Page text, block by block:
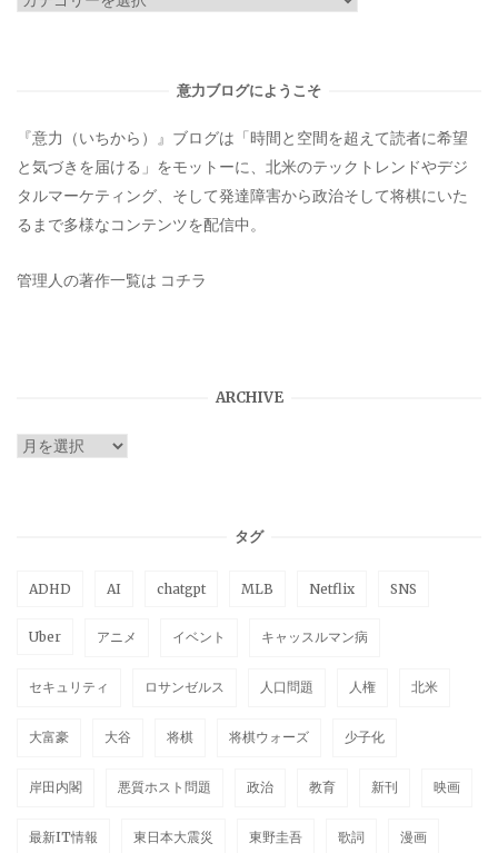
意力ブログにようこそ
『意力（いちから）』ブログは「時間と空間を超えて読者に希望
と気づきを届ける」をモットーに、北米のテックトレンドやデジ
タルマーケティング、そして発達障害から政治そして将棋にいた
るまで多様なコンテンツを配信中。
管理人の著作一覧は コチラ
ARCHIVE
ARCHIVE
タグ
ADHD AI chatgpt MLB Netflix SNS
Uber アニメ イベント キャッスルマン病
セキュリティ ロサンゼルス 人口問題 人権 北米
大富豪 大谷 将棋 将棋ウォーズ 少子化
岸田内閣 悪質ホスト問題 政治 教育 新刊 映画
最新IT情報 東日本大震災 東野圭吾 歌詞 漫画